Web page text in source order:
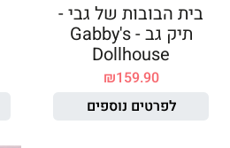
בית הבובות של גבי -
תיק גב - Gabby's
Dollhouse
₪159.90
לפרטים נוספים